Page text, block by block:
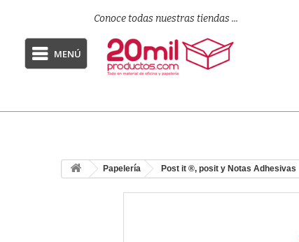
Conoce todas nuestras tiendas ...
MENÚ
Papelería Post it ®, posit y Notas Adhesivas